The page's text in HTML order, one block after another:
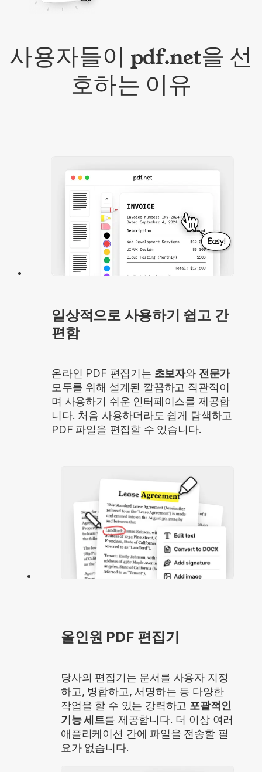
사용자들이 pdf.net을 선
호하는 이유
일상적으로 사용하기 쉽고 간
편함
온라인 PDF 편집기는 초보자와 전문가
모두를 위해 설계된 깔끔하고 직관적이
며 사용하기 쉬운 인터페이스를 제공합
니다. 처음 사용하더라도 쉽게 탐색하고
PDF 파일을 편집할 수 있습니다.
올인원 PDF 편집기
당사의 편집기는 문서를 사용자 지정
하고, 병합하고, 서명하는 등 다양한
작업을 할 수 있는 강력하고 포괄적인
기능 세트를 제공합니다. 더 이상 여러
애플리케이션 간에 파일을 전송할 필
요가 없습니다.